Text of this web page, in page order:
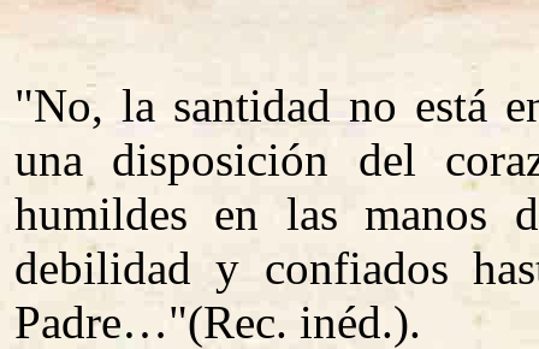
"No, la santidad no está
una disposición del
humildes en las manos
debilidad y confiados
Padre…"(Rec. inéd.).